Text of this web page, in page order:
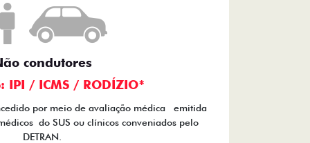
condutores
IPI / ICMS / RODÍZIO*
por meio de avaliação médica emitida
do SUS ou clínicos conveniados pelo
DETRAN.